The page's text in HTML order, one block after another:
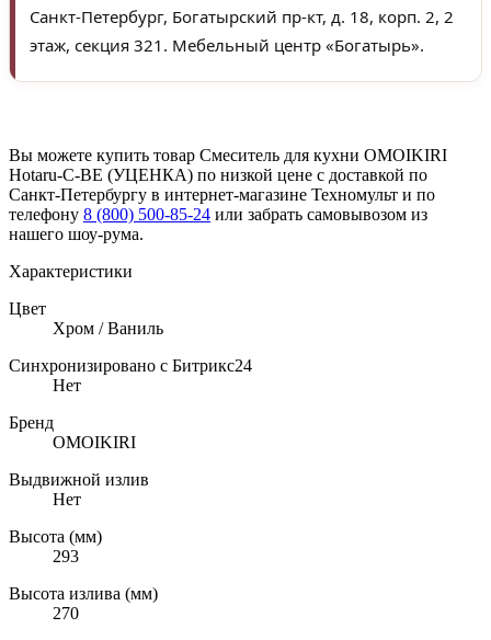
Санкт-Петербург, Богатырский пр-кт, д. 18, корп. 2, 2
этаж, секция 321. Мебельный центр «Богатырь».
Вы можете купить товар Смеситель для кухни OMOIKIRI
Hotaru-C-BE (УЦЕНКА) по низкой цене с доставкой по
Санкт-Петербургу в интернет-магазине Техномульт и по
телефону 8 (800) 500-85-24 или забрать самовывозом из
нашего шоу-рума.
Характеристики
Цвет
Хром / Ваниль
Синхронизировано с Битрикс24
Нет
Бренд
OMOIKIRI
Выдвижной излив
Нет
Высота (мм)
293
Высота излива (мм)
270